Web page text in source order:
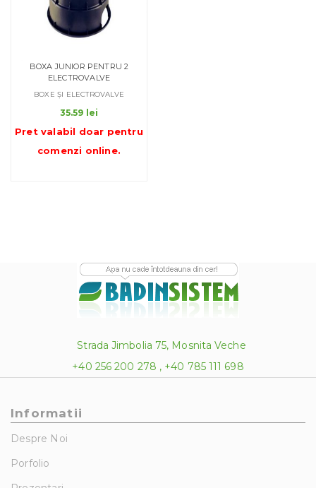
BOXA JUNIOR PENTRU 2
ELECTROVALVE
BOXE ȘI ELECTROVALVE
35.59 lei
Pret valabil doar pentru
comenzi online.
Strada Jimbolia 75, Mosnita Veche
+40 256 200 278 , +40 785 111 698
Informatii
Despre Noi
Porfolio